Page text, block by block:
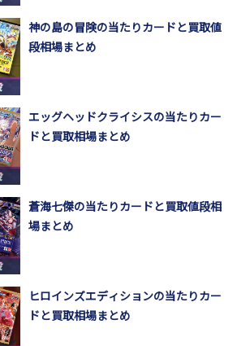
神の島の冒険の当たりカードと買取値
段相場まとめ
エッグヘッドクライシスの当たりカー
ドと買取相場まとめ
蒼海七傑の当たりカードと買取値段相
場まとめ
ヒロインズエディションの当たりカー
ドと買取相場まとめ